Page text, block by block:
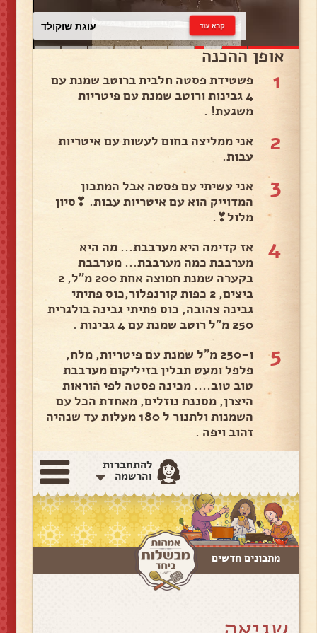
עוגת שוקולד קרא עוד
אופן ההכנה
1
פשטידת פסטה חלבית ברוטב שמנת עם
4 גבינות ורוטב שמנת עם פיטריות
משגעת! .
2
אני ממליצה בחום לעשות עם איטריות
עבות.
3
אני עשיתי עם פסטה אבל המתכון
המדוייק הוא עם איטריות עבות. ❣סיון
מלול❣.
4
אז קדימה היא מערבבת... מה היא
מערבבת כמה מערבבת... מערבבת
בקערה שמנת חמוצה אחת 200 מ"ל, 2
ביצים, 2 כפות קורנפלור,כוס פתיתי
גבינה צהובה, כוס פתיתי גבינה בולגרית
250 מ"ל רוטב שמנת עם 4 גבינות .
5
ו-250 מ"ל שמנת עם פיטריות, מלח,
פלפל ומעט תבלין בזיליקום מערבבת
טוב טוב.... מכינה פסטה לפי הוראות
היצרן, מסננת נוזלים, מאחדת הכל עם
השמנות ולתנור ל 180 מעלות עד שנהיה
זהוב ויפה .
להתחברות
והרשמה
מתכונים חדשים